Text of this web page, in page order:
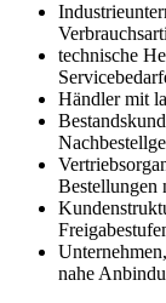
technische
Händler mit
Bestellungen
nahe